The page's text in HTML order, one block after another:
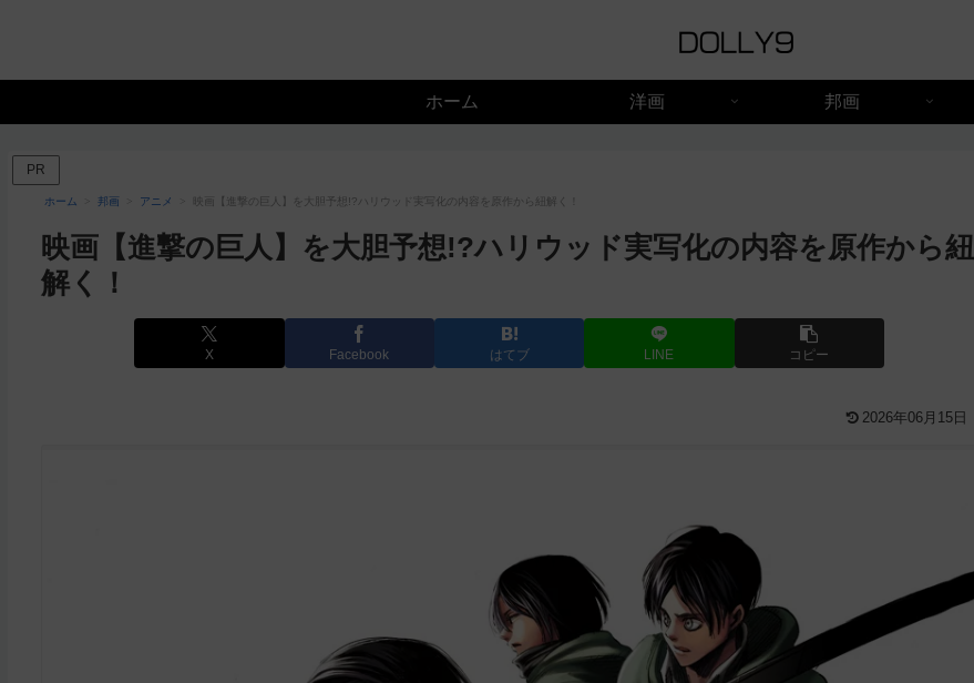
ホーム 洋画 邦画
PR
ホーム 邦画 アニメ 映画【進撃の巨人】を大胆予想!?ハリウッド実写化の内容を原作から紐解く！
映画【進撃の巨人】を大胆予想!?ハリウッド実写化の内容を原作から紐
解く！
X Facebook はてブ LINE コピー
2026年06月15日